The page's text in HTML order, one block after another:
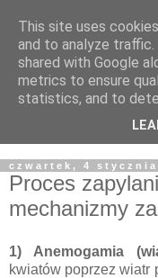
czwartek, 4 stycznia
Proces
mechanizmy
1) Anemogamia
kwiatów poprzez wiatr
This site uses
and to analyze traffic.
shared with Google
metrics to ensure
statistics, and to